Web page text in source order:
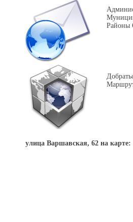
Районы
улица Варшавская, 62 на карте: